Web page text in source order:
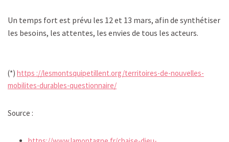
Un temps fort est prévu les 12 et 13 mars, afin de synthétiser
les besoins, les attentes, les envies de tous les acteurs.
(*) https ://lesmontsquipetillent.org/territoires-de-nouvelles-
mobilites-durables-questionnaire/
Source :